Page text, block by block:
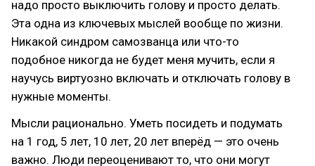
надо просто выключить голову и просто делать.
Эта одна из ключевых мыслей вообще по жизни.
Никакой синдром самозванца или что-то
подобное никогда не будет меня мучить, если я
научусь виртуозно включать и отключать голову в
нужные моменты.
Мысли рационально. Уметь посидеть и подумать
на 1 год, 5 лет, 10 лет, 20 лет вперёд — это очень
важно. Люди переоценивают то, что они могут